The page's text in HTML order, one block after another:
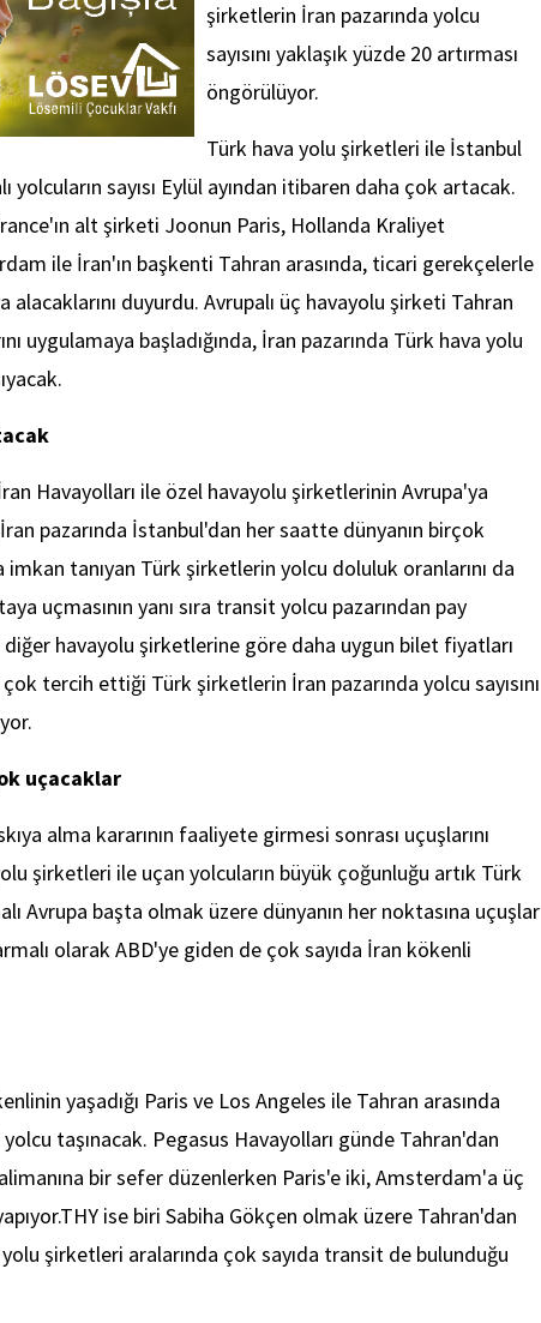
şirketlerin İran pazarında yolcu
sayısını yaklaşık yüzde 20 artırması
öngörülüyor.
Türk hava yolu şirketleri ile İstanbul
yolcuların sayısı Eylül ayından itibaren daha çok artacak.
alt şirketi Joonun Paris, Hollanda Kraliyet
ile İran'ın başkenti Tahran arasında, ticari gerekçelerle
alacaklarını duyurdu. Avrupalı üç havayolu şirketi Tahran
uygulamaya başladığında, İran pazarında Türk hava yolu
Havayolları ile özel havayolu şirketlerinin Avrupa'ya
pazarında İstanbul'dan her saatte dünyanın birçok
imkan tanıyan Türk şirketlerin yolcu doluluk oranlarını da
uçmasının yanı sıra transit yolcu pazarından pay
havayolu şirketlerine göre daha uygun bilet fiyatları
çok tercih ettiği Türk şirketlerin İran pazarında yolcu sayısını
uçacaklar
alma kararının faaliyete girmesi sonrası uçuşlarını
şirketleri ile uçan yolcuların büyük çoğunluğu artık Türk
Avrupa başta olmak üzere dünyanın her noktasına uçuşlar
olarak ABD'ye giden de çok sayıda İran kökenli
yaşadığı Paris ve Los Angeles ile Tahran arasında
taşınacak. Pegasus Havayolları günde Tahran'dan
bir sefer düzenlerken Paris'e iki, Amsterdam'a üç
ise biri Sabiha Gökçen olmak üzere Tahran'dan
şirketleri aralarında çok sayıda transit de bulunduğu